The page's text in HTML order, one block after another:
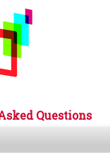
Questions